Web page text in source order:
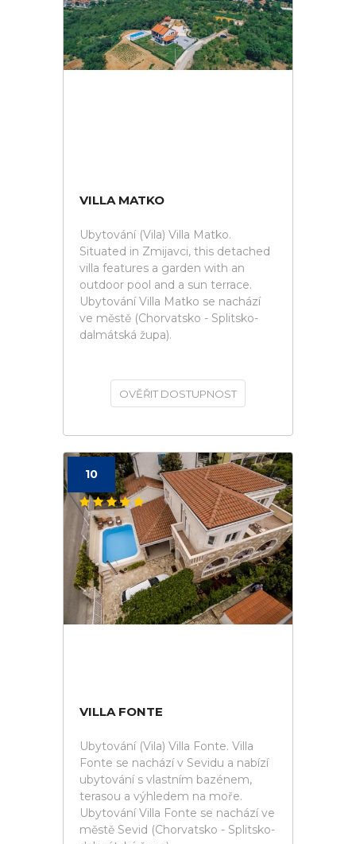
VILLA MATKO
Ubytování (Vila) Villa Matko.
Situated in Zmijavci, this detached
villa features a garden with an
outdoor pool and a sun terrace.
Ubytování Villa Matko se nachází
ve městě (Chorvatsko - Splitsko-
dalmátská župa).
OVĚŘIT DOSTUPNOST
10
VILLA FONTE
Ubytování (Vila) Villa Fonte. Villa
Fonte se nachází v Sevidu a nabízí
ubytování s vlastním bazénem,
terasou a výhledem na moře.
Ubytování Villa Fonte se nachází ve
městě Sevid (Chorvatsko - Splitsko-